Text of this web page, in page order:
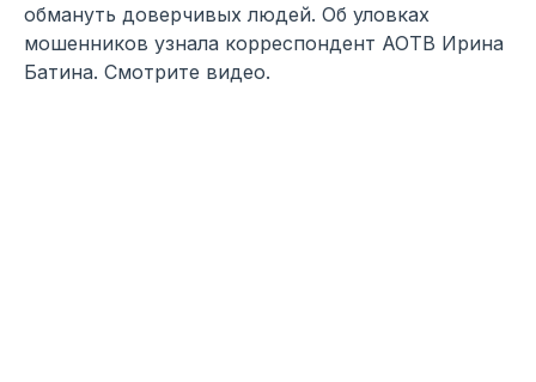
обмануть доверчивых людей. Об уловках
мошенников узнала корреспондент АОТВ Ирина
Батина. Смотрите видео.